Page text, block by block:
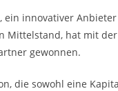
ein innovativer
Mittelstand, hat mit
gewonnen.
die sowohl eine